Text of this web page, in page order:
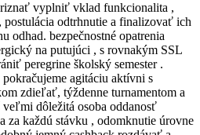
vyplniť vklad funkcionalita ,
odtrhnutie a finalizovať ich
odhad. bezpečnostné opatrenia
na putujúci , s rovnakým SSL
peregrine školský semester .
agitáciu aktívni s
zdieľať, týždenne turnamentom a
dôležitá osoba oddanosť
za každú stávku , odomknutie úrovne